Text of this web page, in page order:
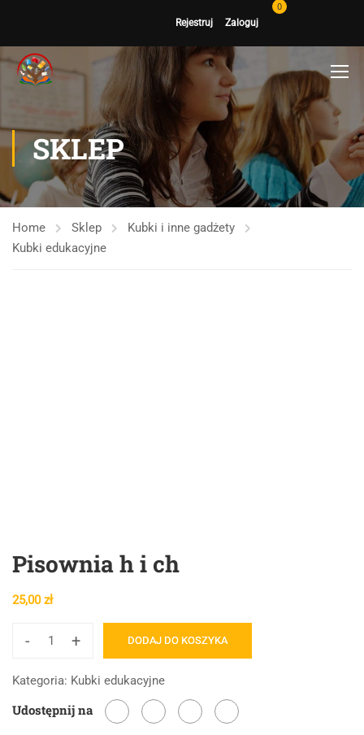
Rejestruj Zaloguj
0
SKLEP
Home Sklep
Kubki i inne gadżety
Kubki edukacyjne
Pisownia h i ch
25,00zł
-
ilość
i
+ DODAJ DO KOSZYKA
Kategoria: Kubki edukacyjne
Udostępnij na